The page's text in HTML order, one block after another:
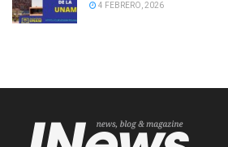
4 FEBRERO, 2026